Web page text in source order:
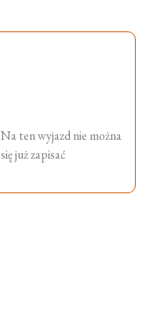
Na ten wyjazd nie można
się już zapisać